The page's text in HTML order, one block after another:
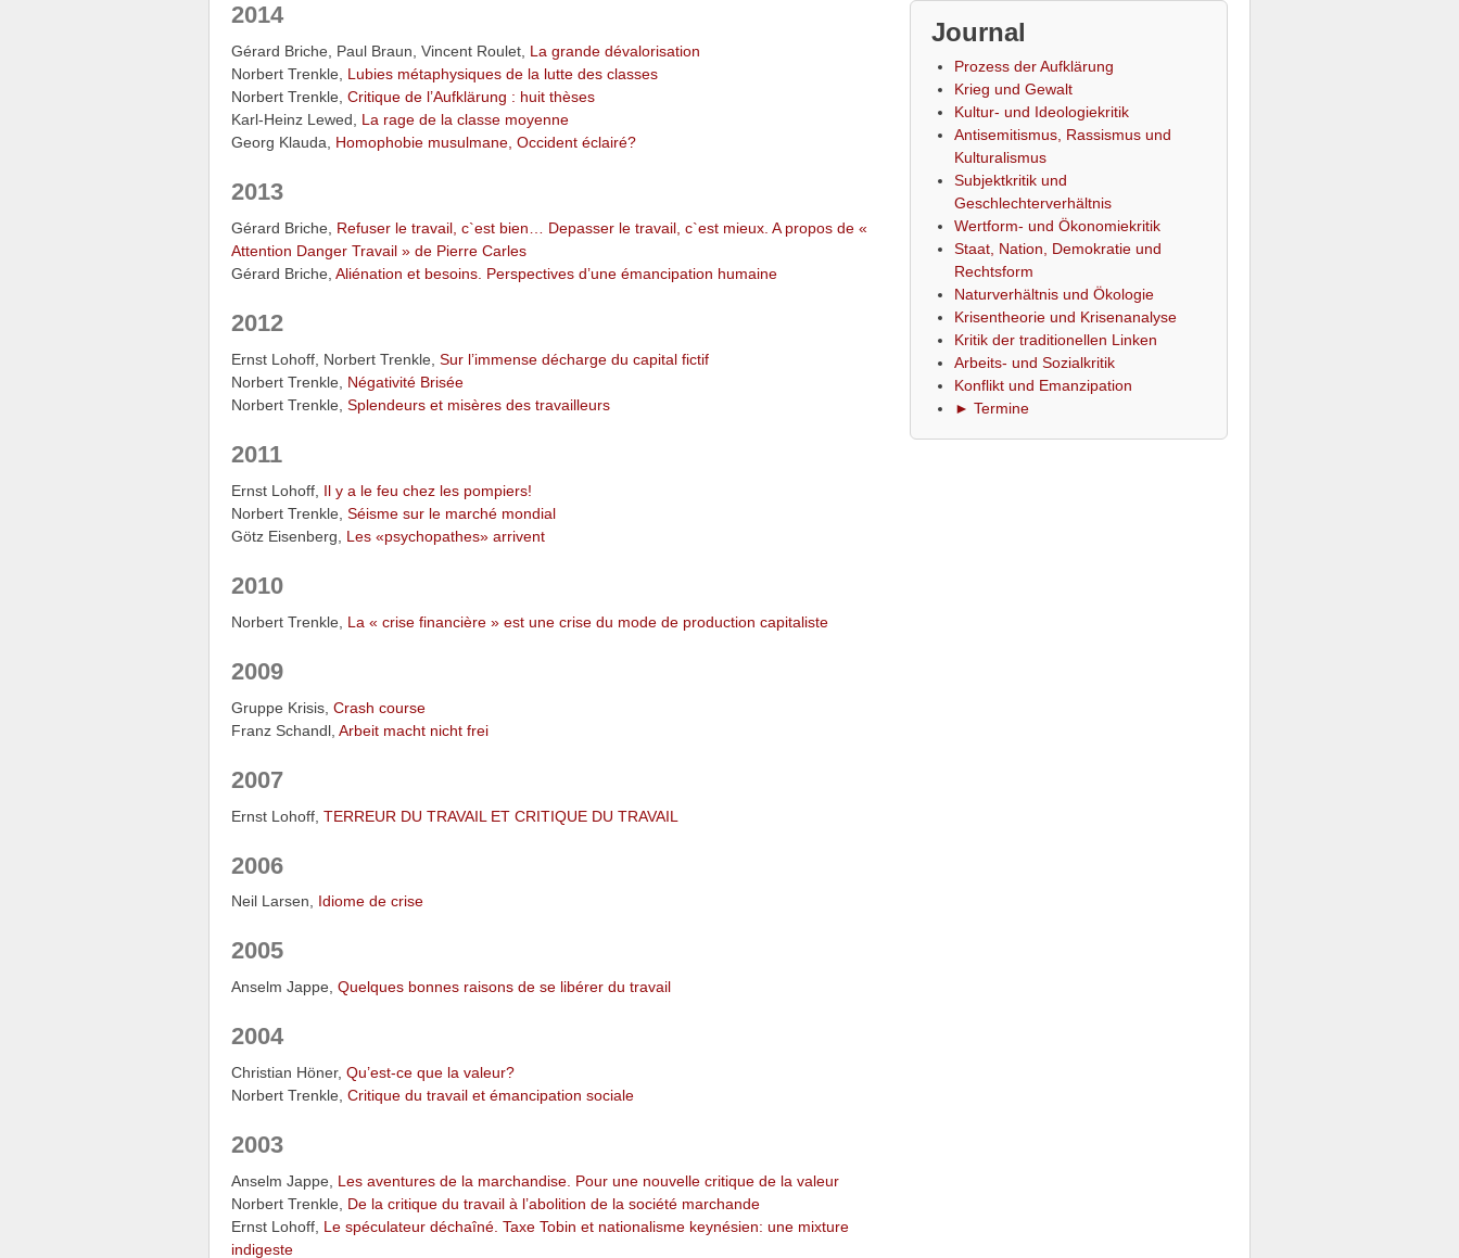
2014
Gérard Briche, Paul Braun, Vincent Roulet, La grande dévalorisation
Norbert Trenkle, Lubies métaphysiques de la lutte des classes
Norbert Trenkle, Critique de l’Aufklärung : huit thèses
Karl-Heinz Lewed, La rage de la classe moyenne
Georg Klauda, Homophobie musulmane, Occident éclairé?
2013
Gérard Briche, Refuser le travail, c`est bien… Depasser le travail, c`est mieux. A propos de «
Attention Danger Travail » de Pierre Carles
Gérard Briche, Aliénation et besoins. Perspectives d’une émancipation humaine
2012
Ernst Lohoff, Norbert Trenkle, Sur l’immense décharge du capital fictif
Norbert Trenkle, Négativité Brisée
Norbert Trenkle, Splendeurs et misères des travailleurs
2011
Ernst Lohoff, Il y a le feu chez les pompiers!
Norbert Trenkle, Séisme sur le marché mondial
Götz Eisenberg, Les «psychopathes» arrivent
2010
Norbert Trenkle, La « crise financière » est une crise du mode de production capitaliste
2009
Gruppe Krisis, Crash course
Franz Schandl, Arbeit macht nicht frei
2007
Ernst Lohoff, TERREUR DU TRAVAIL ET CRITIQUE DU TRAVAIL
2006
Neil Larsen, Idiome de crise
2005
Anselm Jappe, Quelques bonnes raisons de se libérer du travail
2004
Christian Höner, Qu’est-ce que la valeur?
Norbert Trenkle, Critique du travail et émancipation sociale
2003
Anselm Jappe, Les aventures de la marchandise. Pour une nouvelle critique de la valeur
Norbert Trenkle, De la critique du travail à l’abolition de la société marchande
Ernst Lohoff, Le spéculateur déchaîné. Taxe Tobin et nationalisme keynésien: une mixture
indigeste
Journal
Prozess der Aufklärung
Krieg und Gewalt
Kultur- und Ideologiekritik
Antisemitismus, Rassismus und
Kulturalismus
Subjektkritik und
Geschlechterverhältnis
Wertform- und Ökonomiekritik
Staat, Nation, Demokratie und
Rechtsform
Naturverhältnis und Ökologie
Krisentheorie und Krisenanalyse
Kritik der traditionellen Linken
Arbeits- und Sozialkritik
Konflikt und Emanzipation
► Termine